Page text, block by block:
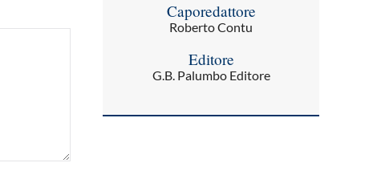
Caporedattore
Roberto Contu
Editore
G.B. Palumbo Editore